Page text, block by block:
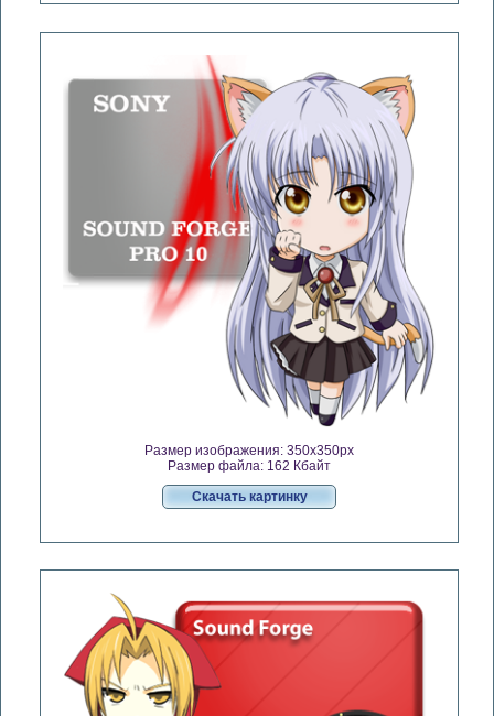
Размер изображения: 350x350px
Размер файла: 162 Кбайт
Скачать картинку